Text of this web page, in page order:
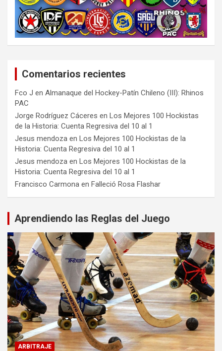
Comentarios recientes
Fco J en Almanaque del Hockey-Patín Chileno (III): Rhinos
PAC
Jorge Rodríguez Cáceres en Los Mejores 100 Hockistas
de la Historia: Cuenta Regresiva del 10 al 1
Jesus mendoza en Los Mejores 100 Hockistas de la
Historia: Cuenta Regresiva del 10 al 1
Jesus mendoza en Los Mejores 100 Hockistas de la
Historia: Cuenta Regresiva del 10 al 1
Francisco Carmona en Falleció Rosa Flashar
Aprendiendo las Reglas del Juego
ARBITRAJE